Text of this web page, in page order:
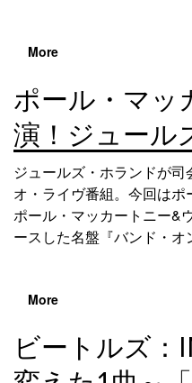
More
ポール・マッ
演！ジュール
ジュールズ・ホランドが
オ・ライヴ番組。今回はポ
ポール・マッカートニー&
ースした名盤『バンド・
More
ビートルズ：